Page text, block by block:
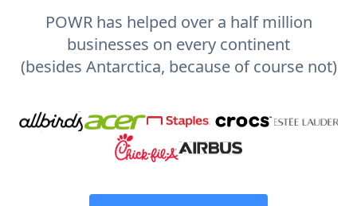
POWR has helped over a half million
businesses on every continent
(besides Antarctica, because of course not)